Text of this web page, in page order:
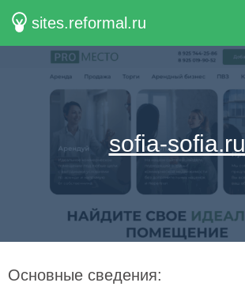
sites.reformal.ru
sofia-sofia.ru
Основные сведения: